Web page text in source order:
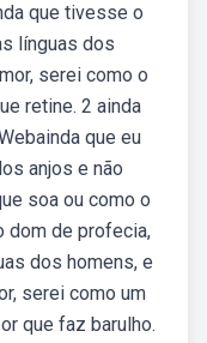
que tivesse o
línguas dos
serei como o
retine. 2 ainda
que eu
anjos e não
soa ou como o
dom de profecia,
dos homens, e
serei como um
que faz barulho.